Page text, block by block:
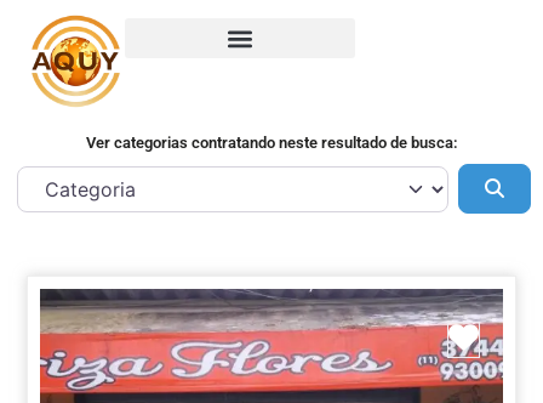
Ver categorias contratando neste resultado de busca: